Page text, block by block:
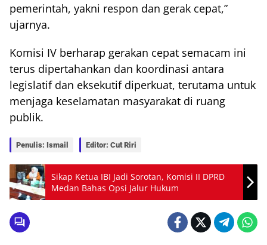
pemerintah, yakni respon dan gerak cepat,”
ujarnya.
Komisi IV berharap gerakan cepat semacam ini
terus dipertahankan dan koordinasi antara
legislatif dan eksekutif diperkuat, terutama untuk
menjaga keselamatan masyarakat di ruang
publik.
Penulis: Ismail Editor: Cut Riri
Sikap Ketua IBI Jadi Sorotan, Komisi II DPRD
Medan Bahas Opsi Jalur Hukum